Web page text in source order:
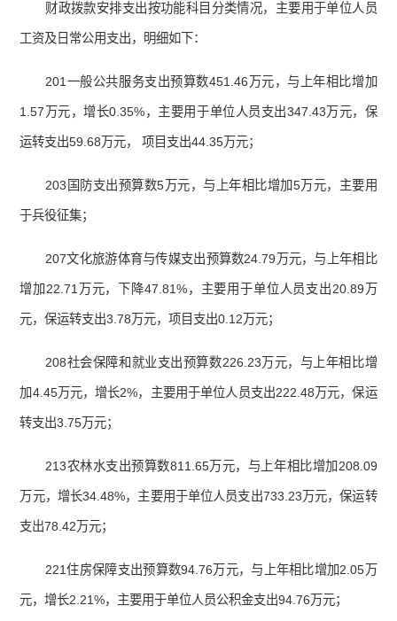
财政拨款安排支出按功能科目分类情况，主要用于单位人员
工资及日常公用支出，明细如下：
201一般公共服务支出预算数451.46万元，与上年相比增加
1.57万元，增长0.35%，主要用于单位人员支出347.43万元，保
运转支出59.68万元， 项目支出44.35万元；
203国防支出预算数5万元，与上年相比增加5万元，主要用
于兵役征集；
207文化旅游体育与传媒支出预算数24.79万元，与上年相比
增加22.71万元，下降47.81%，主要用于单位人员支出20.89万
元，保运转支出3.78万元，项目支出0.12万元；
208社会保障和就业支出预算数226.23万元，与上年相比增
加4.45万元，增长2%，主要用于单位人员支出222.48万元，保运
转支出3.75万元；
213农林水支出预算数811.65万元，与上年相比增加208.09
万元，增长34.48%，主要用于单位人员支出733.23万元，保运转
支出78.42万元；
221住房保障支出预算数94.76万元，与上年相比增加2.05万
元，增长2.21%，主要用于单位人员公积金支出94.76万元；